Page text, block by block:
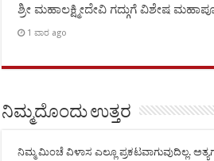
ಶ್ರೀ ಮಹಾಲಕ್ಷ್ಮೀದೇವಿ ಗದ್ಗುಗೆ ವಿಶೇಷ
1 ವಾರ ago
ನಿಮ್ಮದೊಂದು ಉತ್ತರ
ನಿಮ್ಮ ಮಿಂಚೆ ವಿಳಾಸ ಎಲ್ಲೂ ಪ್ರಕಟವಾಗುವುದಿಲ್ಲ.